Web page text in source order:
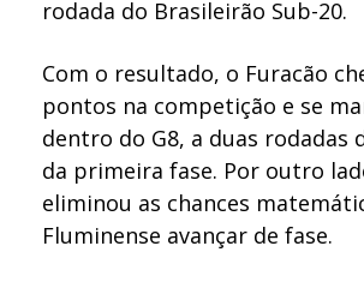
rodada do Brasileirão Sub-20.
Com o resultado, o Furacão
pontos na competição e se
dentro do G8, a duas rodadas
da primeira fase. Por outro
eliminou as chances
Fluminense avançar de fase.